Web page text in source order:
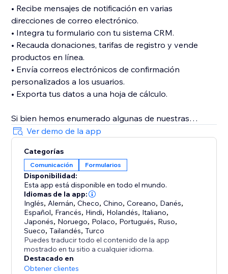
• Recibe mensajes de notificación en varias
direcciones de correo electrónico.
• Integra tu formulario con tu sistema CRM.
• Recauda donaciones, tarifas de registro y vende
productos en línea.
• Envía correos electrónicos de confirmación
personalizados a los usuarios.
• Exporta tus datos a una hoja de cálculo.
Si bien hemos enumerado algunas de nuestras
funciones favoritas, es mejor que pruebes BoomForm
tú mismo. ¡No es necesario que crees una cuenta
adicional con nosotros! Todo lo que necesitas es tu
cuenta y unos minutos para crear un formulario y
comenzar a usarlo de inmediato.
Ver demo de la app
Categorías
Comunicación Formularios
Disponibilidad:
Esta app está disponible en todo el mundo.
Idiomas de la app:
Inglés, Alemán,Checo,Chino,Coreano, Danés,
Español, Francés, Hindi, Holandés, Italiano,
Japonés, Noruego, Polaco, Portugués, Ruso,
Sueco,Tailandés,Turco
Puedes traducir todo el contenido de la app
mostrado en tu sitio a cualquier idioma.
Destacado en
Obtener clientes